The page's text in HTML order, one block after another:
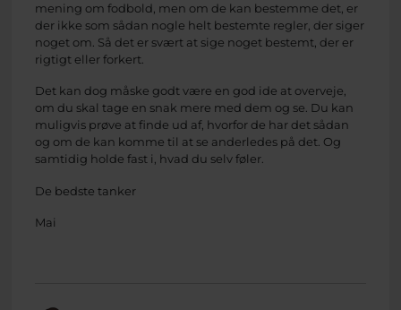
mening om fodbold, men om de kan bestemme det, er
der ikke som sådan nogle helt bestemte regler, der siger
noget om. Så det er svært at sige noget bestemt, der er
rigtigt eller forkert.
Det kan dog måske godt være en god ide at overveje,
om du skal tage en snak mere med dem og se. Du kan
muligvis prøve at finde ud af, hvorfor de har det sådan
og om de kan komme til at se anderledes på det. Og
samtidig holde fast i, hvad du selv føler.
De bedste tanker
Mai